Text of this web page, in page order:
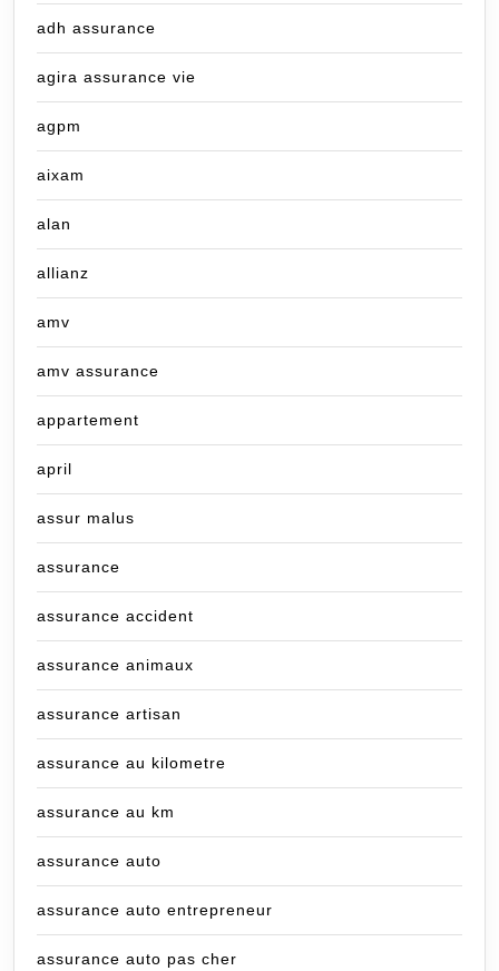
adh assurance
agira assurance vie
agpm
aixam
alan
allianz
amv
amv assurance
appartement
april
assur malus
assurance
assurance accident
assurance animaux
assurance artisan
assurance au kilometre
assurance au km
assurance auto
assurance auto entrepreneur
assurance auto pas cher